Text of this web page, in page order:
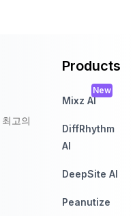
고의
Products
Mixz AI
New
DiffRhythm
AI
DeepSite AI
Peanutize